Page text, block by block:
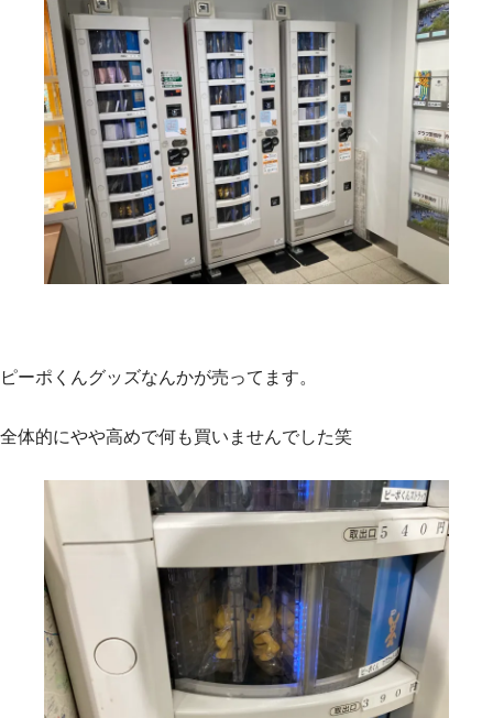
ピーポくんグッズなんかが売ってます。
全体的にやや高めで何も買いませんでした笑